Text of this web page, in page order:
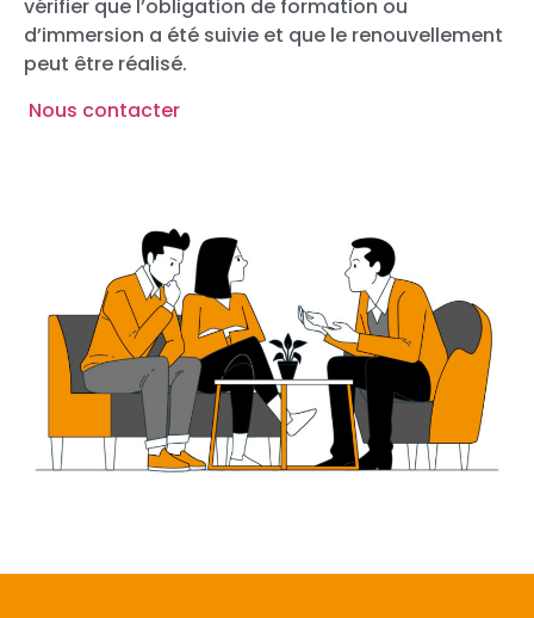
vérifier que l’obligation de formation ou
d’immersion a été suivie et que le renouvellement
peut être réalisé.
Nous contacter